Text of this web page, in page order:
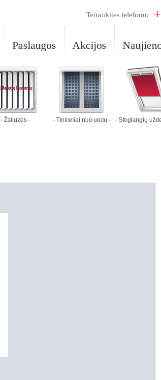
Teiraukitės telefonu:
Paslaugos Akcijos
- Žaliuzės - - Tinkleliai nuo uodų -
- Stoglangių
-